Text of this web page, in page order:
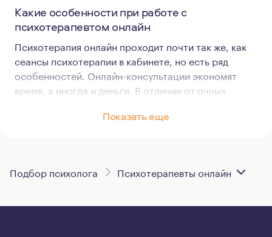
Какие особенности при работе с
психотерапевтом онлайн
Психотерапия онлайн проходит почти так же, как
сеансы психотерапии в кабинете, но есть ряд
особенностей. Онлайн-консультации экономят
время, а иногда и деньги. В отличие от очных
психотерапевту не нужно арендовать кабинет.
работаете с психотерапевтом. Но есть и свои
При психологическом консультировании онлайн на
Показать еще
Подбор психолога Психотерапевты онлайн